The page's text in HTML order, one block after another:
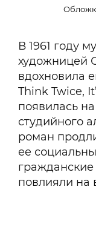
В 1961 году
художницей
вдохновила
Think Twice,
появилась
студийного
роман
ее
повлияли на